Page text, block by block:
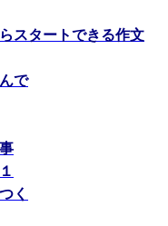
スタートできる作文
で
く